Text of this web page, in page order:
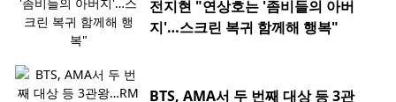
전지현 "연상호는 '좀비들의 아버
지'…스크린 복귀 함께해 행복"
BTS, AMA서 두 번째 대상 등 3관